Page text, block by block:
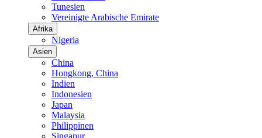
Tunesien
Vereinigte Arabische Emirate
Afrika
Nigeria
Asien
China
Hongkong, China
Indien
Indonesien
Japan
Malaysia
Philippinen
Singapur